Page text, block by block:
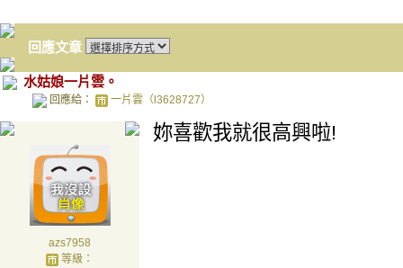
回應文章
水姑娘一片雲。
回應給： 一片雲（l3628727）
azs7958
等級：
妳喜歡我就很高興啦!